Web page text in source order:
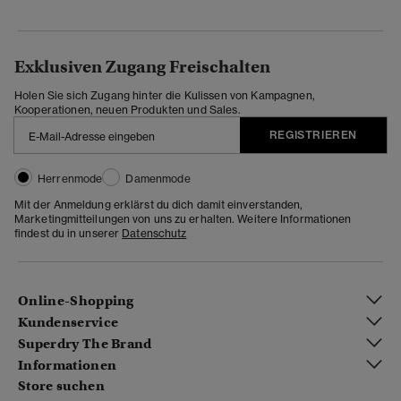
Exklusiven Zugang Freischalten
Holen Sie sich Zugang hinter die Kulissen von Kampagnen,
Kooperationen, neuen Produkten und Sales.
REGISTRIEREN
Herrenmode
Damenmode
Mit der Anmeldung erklärst du dich damit einverstanden,
Marketingmitteilungen von uns zu erhalten. Weitere Informationen
findest du in unserer Datenschutz
Online-Shopping
Kundenservice
Superdry The Brand
Informationen
Store suchen